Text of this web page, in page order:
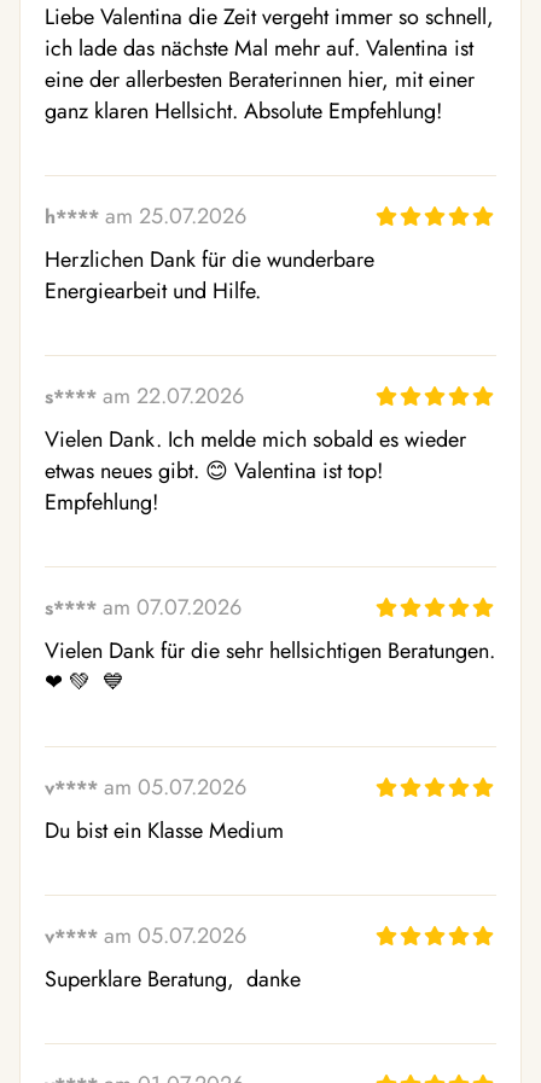
Liebe Valentina die Zeit vergeht immer so schnell,
ich lade das nächste Mal mehr auf. Valentina ist
eine der allerbesten Beraterinnen hier, mit einer
ganz klaren Hellsicht. Absolute Empfehlung!
h**** am 25.07.2026
Herzlichen Dank für die wunderbare
Energiearbeit und Hilfe.
s**** am 22.07.2026
Vielen Dank. Ich melde mich sobald es wieder
etwas neues gibt. 😊 Valentina ist top!
Empfehlung!
s**** am 07.07.2026
Vielen Dank für die sehr hellsichtigen Beratungen.
❤ ️💚  💙
v**** am 05.07.2026
Du bist ein Klasse Medium
v**** am 05.07.2026
Superklare Beratung,  danke